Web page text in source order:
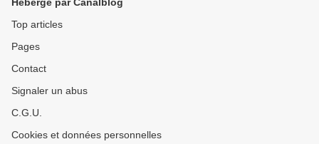
Top articles
Pages
Contact
Signaler un abus
C.G.U.
Cookies et données personnelles